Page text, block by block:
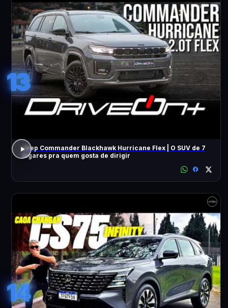
13
Jeep Commander Blackhawk Hurricane Flex | O SUV de 7
lugares pra quem gosta de dirigir
14